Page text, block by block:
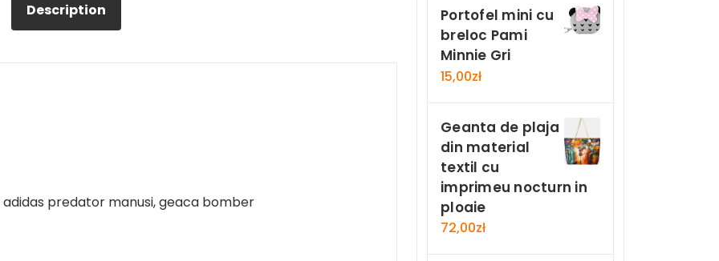
Description
predator manusi, geaca bomber
Portofel mini cu
breloc Pami
Minnie Gri
15,00zł
Geanta de plaja
din material
textil cu
imprimeu nocturn in
ploaie
72,00zł